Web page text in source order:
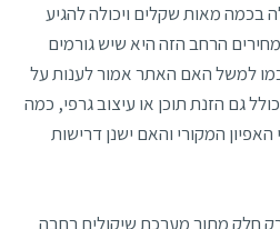
מאות שקלים ויכולה להגיע
הרחב הזה היא שיש גורמים
למשל האם האתר אמור לענות על
גם הזנת תוכן או עיצוב גרפי, כמה
המקורי והאם ישנן דרישות
חלק מתוך מערכת שיקולים רחבה